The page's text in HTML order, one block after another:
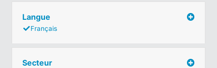
Langue
Français
Secteur